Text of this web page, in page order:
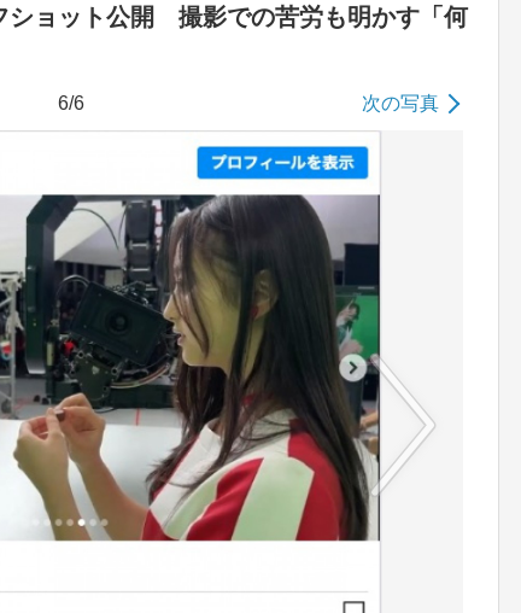
ショット公開 撮影での苦労も明かす「何
6/6 次の写真